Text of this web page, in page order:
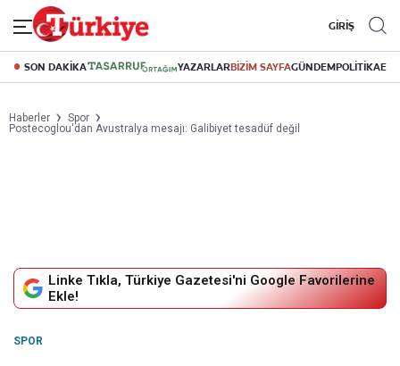
GİRİŞ
SON DAKİKA YAZARLARBİZİM SAYFAGÜNDEMPOLİTİKA
Haberler
Spor
Postecoglou'dan Avustralya mesajı: Galibiyet tesadüf değil
Linke Tıkla, Türkiye Gazetesi'ni Google Favorilerine
Ekle!
SPOR